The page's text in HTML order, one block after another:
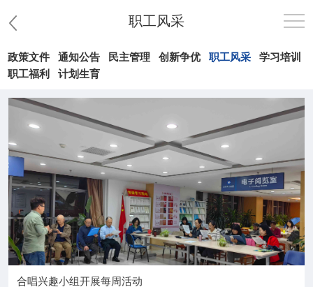
职工风采
首页
医院概况
党群工作
护理园地
新闻中心
教学科研
政策文件 通知公告 民主管理 创新争优 职工风采
学习培训
职工福利
计划生育
合唱兴趣小组开展每周活动